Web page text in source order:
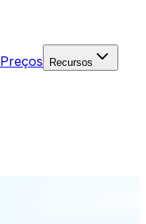
Preços
Recursos